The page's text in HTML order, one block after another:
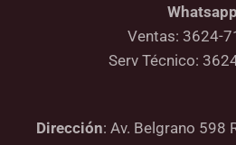
Whatsapp
Ventas: 3624-
Serv Técnico:
Dirección: Av. Belgrano 598